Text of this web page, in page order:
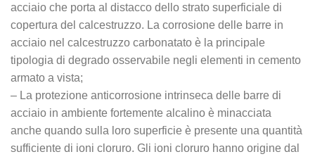
acciaio che porta al distacco dello strato superficiale di
copertura del calcestruzzo. La corrosione delle barre in
acciaio nel calcestruzzo carbonatato è la principale
tipologia di degrado osservabile negli elementi in cemento
armato a vista;
– La protezione anticorrosione intrinseca delle barre di
acciaio in ambiente fortemente alcalino è minacciata
anche quando sulla loro superficie è presente una quantità
sufficiente di ioni cloruro. Gli ioni cloruro hanno origine dal